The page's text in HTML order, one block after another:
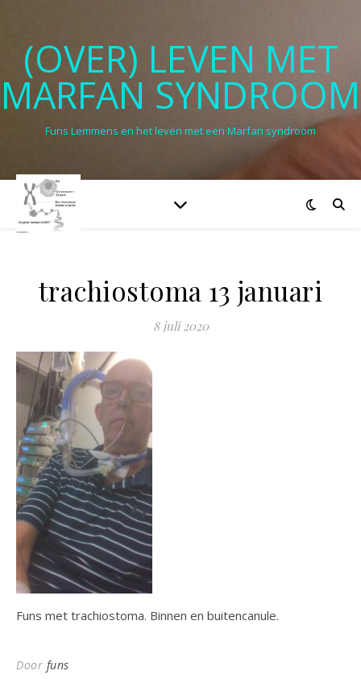
(OVER) LEVEN MET
MARFAN SYNDROOM
Funs Lemmens en het leven met een Marfan syndroom
trachiostoma 13 januari
8 juli 2020
Funs met trachiostoma. Binnen en buitencanule.
Door funs